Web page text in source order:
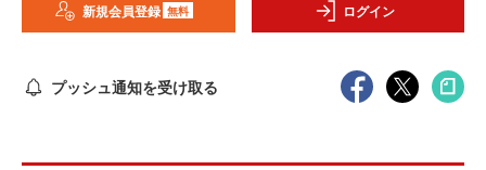
新規会員登録 無料 ログイン
プッシュ通知を受け取る